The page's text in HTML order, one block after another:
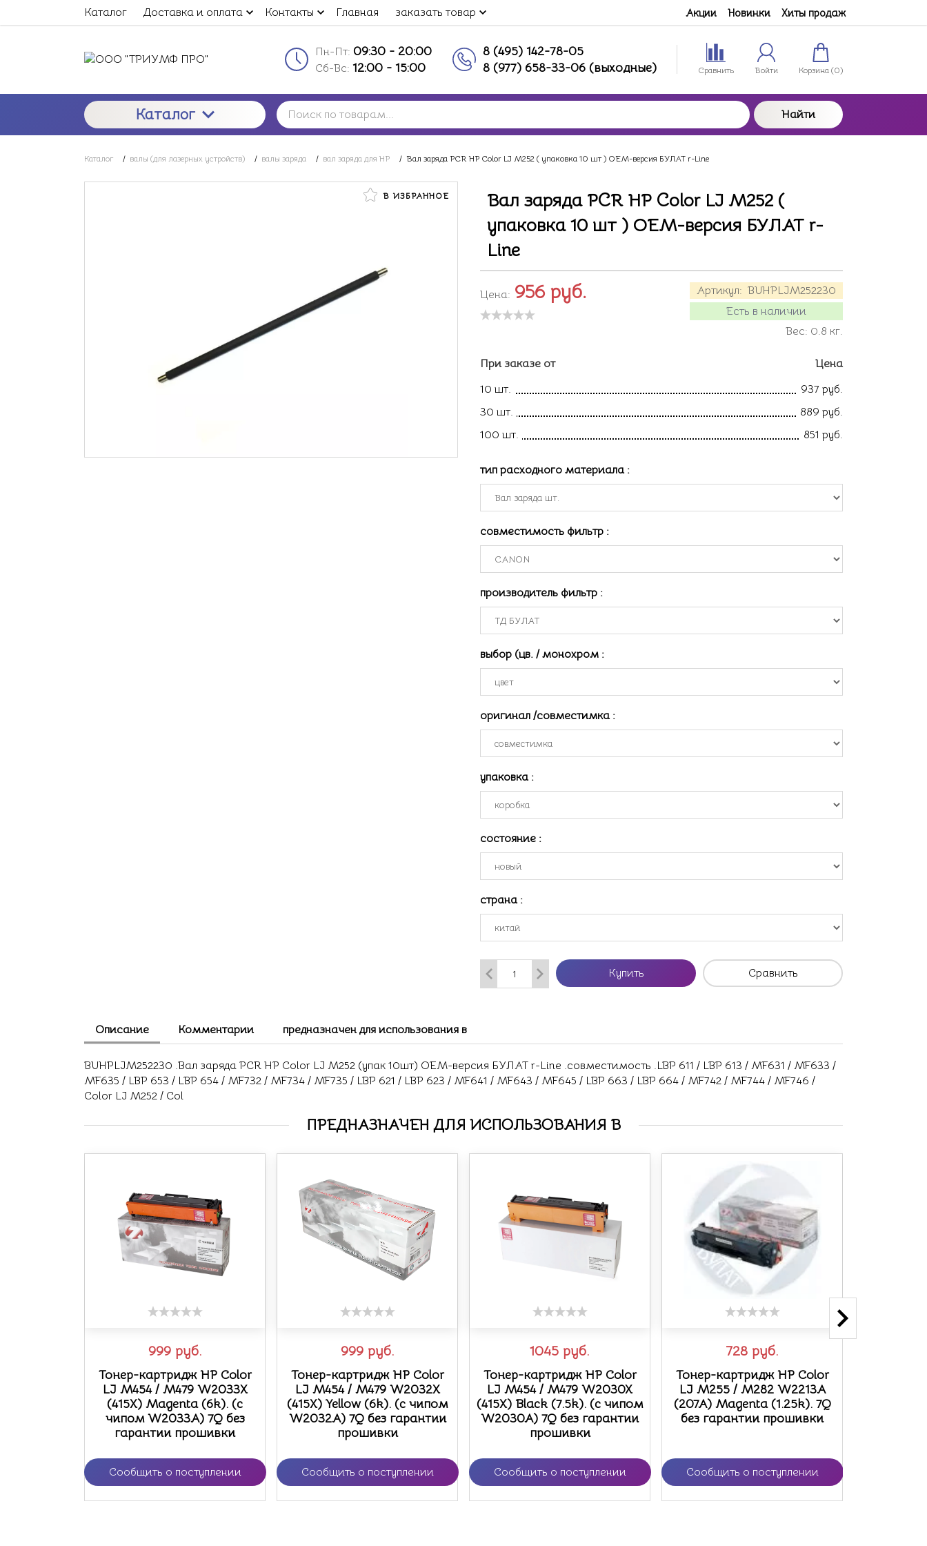
Каталог Доставка и оплата Контакты Главная заказать товар Акции Новинки Хиты продаж
Пн-Пт: 09:30 - 20:00
Сб-Вс: 12:00 - 15:00
8 (495) 142-78-05
8 (977) 658-33-06 (выходные)
Сравнить Войти Корзина (0)
Каталог Найти
Каталог / валы (для лазерных устройств) / валы заряда / вал заряда для HP / Вал заряда PCR HP Color LJ M252 ( упаковка 10 шт ) OEM-версия БУЛАТ r-Line
В ИЗБРАННОЕ
Вал заряда PCR HP Color LJ M252 (
упаковка 10 шт ) OEM-версия БУЛАТ r-
Line
Артикул: BUHPLJM252230
Есть в наличии
Вес: 0.8 кг.
Цена: 956 руб.
При заказе от
Цена
10 шт.
937 руб.
30 шт.
889 руб.
100 шт.
851 руб.
тип расходного материала :
совместимость фильтр :
производитель фильтр :
выбор (цв. / монохром :
оригинал /совместимка :
упаковка :
состояние :
страна :
Купить Сравнить
Описание Комментарии предназначен для использования в
BUHPLJM252230 .Вал заряда PCR HP Color LJ M252 (упак 10шт) OEM-версия БУЛАТ r-Line .совместимость .LBP 611 / LBP 613 / MF631 / MF633 /
MF635 / LBP 653 / LBP 654 / MF732 / MF734 / MF735 / LBP 621 / LBP 623 / MF641 / MF643 / MF645 / LBP 663 / LBP 664 / MF742 / MF744 / MF746 /
Color LJ M252 / Col
ПРЕДНАЗНАЧЕН ДЛЯ ИСПОЛЬЗОВАНИЯ В
999 руб.
Тонер-картридж HP Color
LJ M454 / M479 W2033X
(415X) Magenta (6k). (с
чипом W2033A) 7Q без
гарантии прошивки
Сообщить о поступлении
999 руб.
Тонер-картридж HP Color
LJ M454 / M479 W2032X
(415X) Yellow (6k). (с чипом
W2032A) 7Q без гарантии
прошивки
Сообщить о поступлении
1045 руб.
Тонер-картридж HP Color
LJ M454 / M479 W2030X
(415X) Black (7.5k). (с чипом
W2030A) 7Q без гарантии
прошивки
Сообщить о поступлении
728 руб.
Тонер-картридж HP Color
LJ M255 / M282 W2213A
(207A) Magenta (1.25k). 7Q
без гарантии прошивки
Сообщить о поступлении